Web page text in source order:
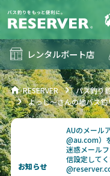
レンタルボート店
RESERVER
バス釣り
よっし〜さんの地バス釣
お知らせ
AUのメール
@au.com）
迷惑メール
信設定してく